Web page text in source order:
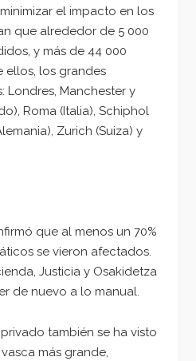
el impacto en los
que alrededor de 5 000
y más de 44 000
ellos, los grandes
Londres, Manchester y
Roma (Italia), Schiphol
Zurich (Suiza) y
que al menos un 70%
se vieron afectados.
Justicia y Osakidetza
de nuevo a lo manual.
también se ha visto
más grande,